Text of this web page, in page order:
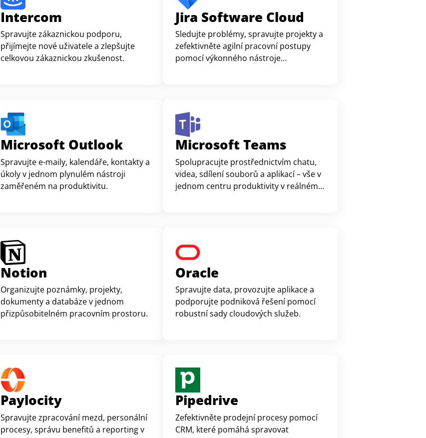
Intercom
Spravujte zákaznickou podporu,
přijímejte nové uživatele a zlepšujte
celkovou zákaznickou zkušenost.
Jira Software Cloud
Sledujte problémy, spravujte projekty a
zefektivněte agilní pracovní postupy
pomocí výkonného nástroje
Microsoft Outlook
Spravujte e-maily, kalendáře, kontakty a
úkoly v jednom plynulém nástroji
zaměřeném na produktivitu.
Microsoft Teams
Spolupracujte prostřednictvím chatu,
videa, sdílení souborů a aplikací – vše v
jednom centru produktivity v reálném
Notion
Organizujte poznámky, projekty,
dokumenty a databáze v jednom
přizpůsobitelném pracovním prostoru.
Oracle
Spravujte data, provozujte aplikace a
podporujte podniková řešení pomocí
robustní sady cloudových služeb.
Paylocity
Spravujte zpracování mezd, personální
procesy, správu benefitů a reporting v
Pipedrive
Zefektivněte prodejní procesy pomocí
CRM, které pomáhá spravovat